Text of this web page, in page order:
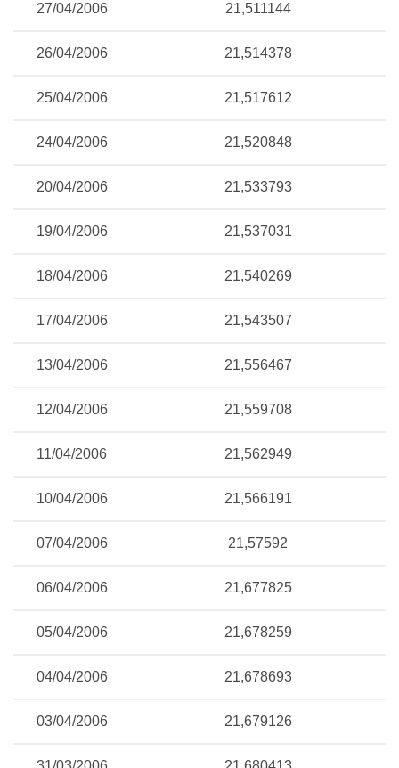
27/04/2006 21,511144
26/04/2006 21,514378
25/04/2006 21,517612
24/04/2006 21,520848
20/04/2006 21,533793
19/04/2006 21,537031
18/04/2006 21,540269
17/04/2006 21,543507
13/04/2006 21,556467
12/04/2006 21,559708
11/04/2006 21,562949
10/04/2006 21,566191
07/04/2006 21,57592
06/04/2006 21,677825
05/04/2006 21,678259
04/04/2006 21,678693
03/04/2006 21,679126